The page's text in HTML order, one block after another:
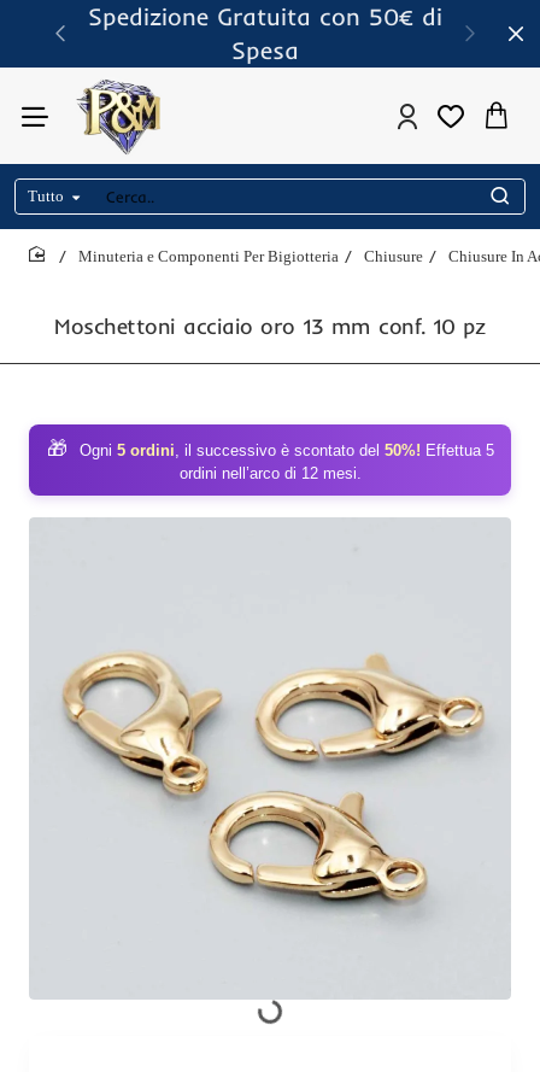
Spedizione Gratuita con 50€ di
Spesa
Tutto
Cerca..
Moschettoni acciaio oro 13 mm conf. 10 pz
Minuteria e Componenti Per Bigiotteria Chiusure Chiusure In
🎁 Ogni 5 ordini, il successivo è scontato del 50%! Effettua 5
ordini nell’arco di 12 mesi.